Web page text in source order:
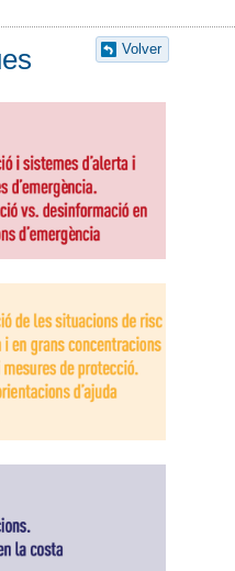
Volver